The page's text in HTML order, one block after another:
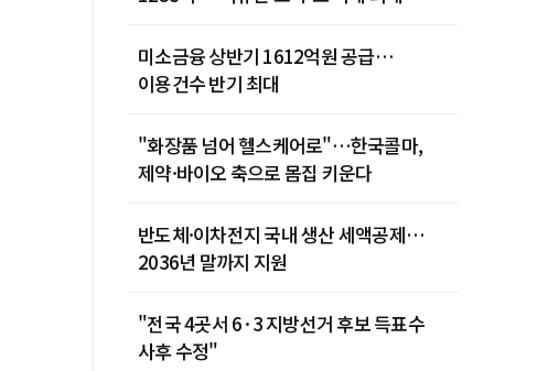
미소금융 상반기 1612억원 공급…
이용건수 반기 최대
"화장품 넘어 헬스케어로"…한국콜마,
제약·바이오 축으로 몸집 키운다
반도체·이차전지 국내 생산 세액공제…
2036년 말까지 지원
"전국 4곳서 6·3 지방선거 후보 득표수
사후 수정"